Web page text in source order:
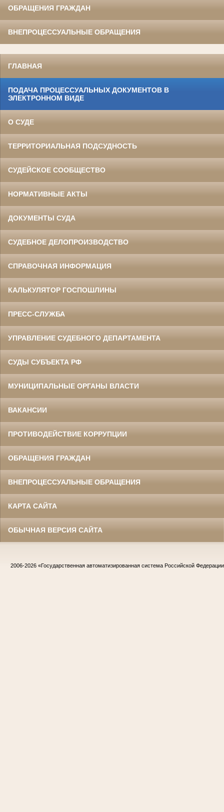
ОБРАЩЕНИЯ ГРАЖДАН
ВНЕПРОЦЕССУАЛЬНЫЕ ОБРАЩЕНИЯ
ГЛАВНАЯ
ПОДАЧА ПРОЦЕССУАЛЬНЫХ ДОКУМЕНТОВ В
ЭЛЕКТРОННОМ ВИДЕ
О СУДЕ
ТЕРРИТОРИАЛЬНАЯ ПОДСУДНОСТЬ
СУДЕЙСКОЕ СООБЩЕСТВО
НОРМАТИВНЫЕ АКТЫ
ДОКУМЕНТЫ СУДА
СУДЕБНОЕ ДЕЛОПРОИЗВОДСТВО
СПРАВОЧНАЯ ИНФОРМАЦИЯ
КАЛЬКУЛЯТОР ГОСПОШЛИНЫ
ПРЕСС-СЛУЖБА
УПРАВЛЕНИЕ СУДЕБНОГО ДЕПАРТАМЕНТА
СУДЫ СУБЪЕКТА РФ
МУНИЦИПАЛЬНЫЕ ОРГАНЫ ВЛАСТИ
ВАКАНСИИ
ПРОТИВОДЕЙСТВИЕ КОРРУПЦИИ
ОБРАЩЕНИЯ ГРАЖДАН
ВНЕПРОЦЕССУАЛЬНЫЕ ОБРАЩЕНИЯ
КАРТА САЙТА
ОБЫЧНАЯ ВЕРСИЯ САЙТА
2006-2026 «Государственная автоматизированная система Российской